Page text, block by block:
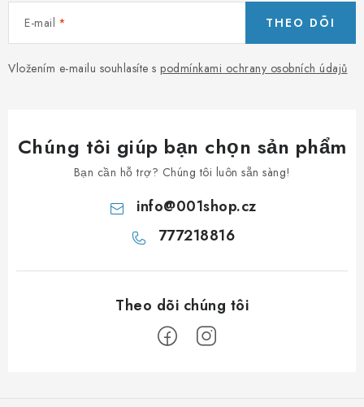
E-mail
Vložením e-mailu souhlasíte s podmínkami ochrany osobních údajů
THEO DÕI
Chúng tôi giúp bạn chọn sản phẩm
Bạn cần hỗ trợ? Chúng tôi luôn sẵn sàng!
info@001shop.cz
777218816